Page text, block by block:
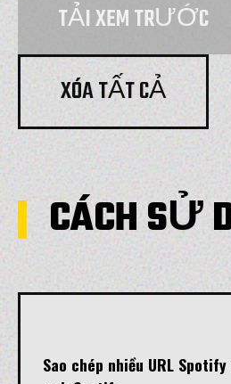
TẢI XEM TRƯỚC
XÓA TẤT CẢ
CÁCH SỬ
Sao chép nhiều URL